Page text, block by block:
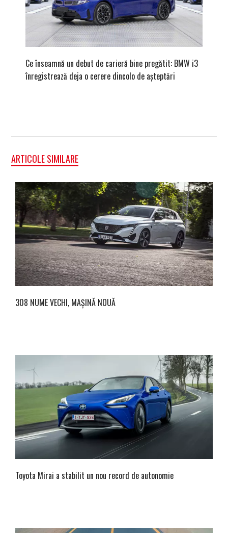
Ce înseamnă un debut de carieră bine pregătit: BMW i3
înregistrează deja o cerere dincolo de așteptări
ARTICOLE SIMILARE
308 NUME VECHI, MAȘINĂ NOUĂ
Toyota Mirai a stabilit un nou record de autonomie